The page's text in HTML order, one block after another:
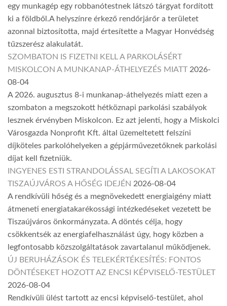
egy munkagép egy robbanótestnek látszó tárgyat fordított
ki a földből.A helyszínre érkező rendőrjárőr a területet
azonnal biztosította, majd értesítette a Magyar Honvédség
tűzszerész alakulatát.
SZOMBATON IS FIZETNI KELL A PARKOLÁSÉRT
MISKOLCON A MUNKANAP-ÁTHELYEZÉS MIATT 2026-
08-04
A 2026. augusztus 8-i munkanap-áthelyezés miatt ezen a
szombaton a megszokott hétköznapi parkolási szabályok
lesznek érvényben Miskolcon. Ez azt jelenti, hogy a Miskolci
Városgazda Nonprofit Kft. által üzemeltetett felszíni
díjköteles parkolóhelyeken a gépjárművezetőknek parkolási
díjat kell fizetniük.
INGYENES ESTI STRANDOLÁSSAL SEGÍTI A LAKOSOKAT
TISZAÚJVÁROS A HŐSÉG IDEJÉN 2026-08-04
A rendkívüli hőség és a megnövekedett energiaigény miatt
átmeneti energiatakarékossági intézkedéseket vezetett be
Tiszaújváros önkormányzata. A döntés célja, hogy
csökkentsék az energiafelhasználást úgy, hogy közben a
legfontosabb közszolgáltatások zavartalanul működjenek.
ÚJ BERUHÁZÁSOK ÉS TELEKÉRTÉKESÍTÉS: FONTOS
DÖNTÉSEKET HOZOTT AZ ENCSI KÉPVISELŐ-TESTÜLET
2026-08-04
Rendkívüli ülést tartott az encsi képviselő-testület, ahol